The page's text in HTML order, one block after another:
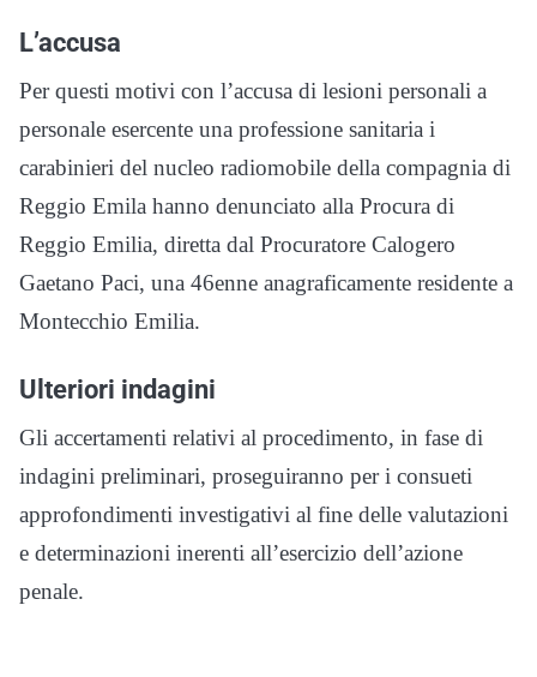
L’accusa
Per questi motivi con l’accusa di lesioni personali a
personale esercente una professione sanitaria i
carabinieri del nucleo radiomobile della compagnia di
Reggio Emila hanno denunciato alla Procura di
Reggio Emilia, diretta dal Procuratore Calogero
Gaetano Paci, una 46enne anagraficamente residente a
Montecchio Emilia.
Ulteriori indagini
Gli accertamenti relativi al procedimento, in fase di
indagini preliminari, proseguiranno per i consueti
approfondimenti investigativi al fine delle valutazioni
e determinazioni inerenti all’esercizio dell’azione
penale.